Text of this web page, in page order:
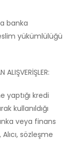
banka
yükümlülüğü
ALIŞVERİŞLER:
yaptığı kredi
kullanıldığı
veya finans
sözleşme